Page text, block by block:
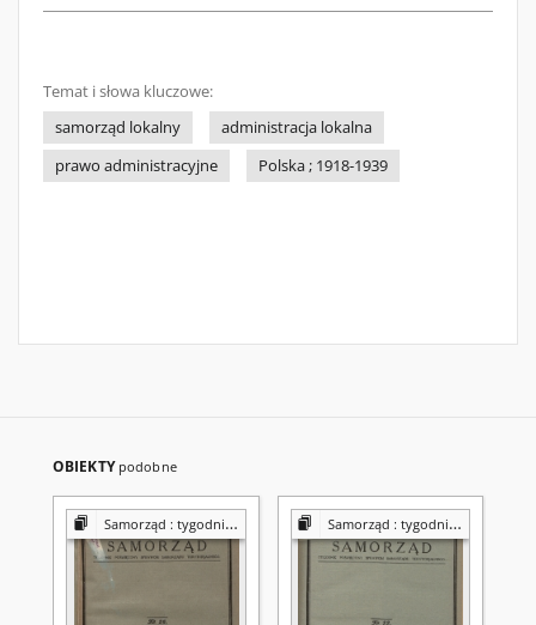
Temat i słowa kluczowe:
samorząd lokalny
administracja lokalna
prawo administracyjne
Polska ; 1918-1939
OBIEKTY podobne
Samorząd : tygodnik Związku Sejmików Pow. Rz. Polskiej Samorząd : tygodnik Związku Sejmików Pow. Rz. Polskiej